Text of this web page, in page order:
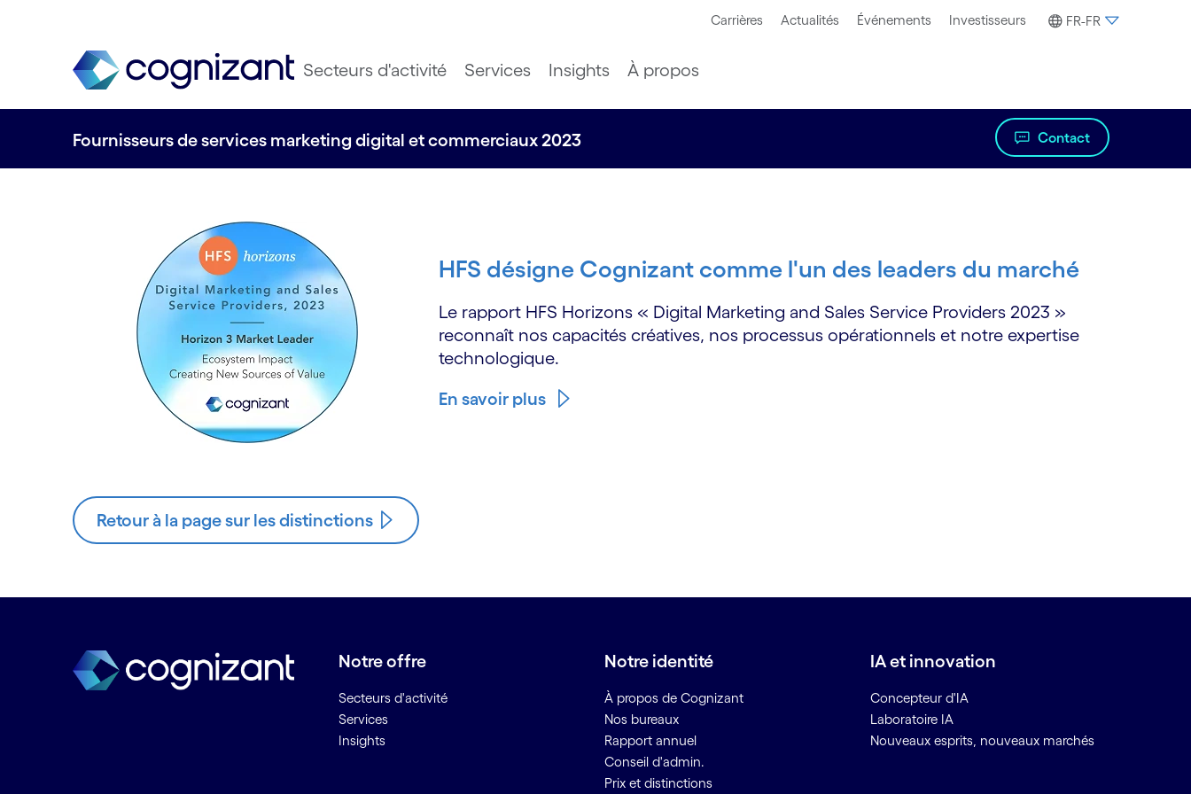
Carrières Actualités Événements Investisseurs FR-FR
Secteurs d'activité Services Insights À propos
Fournisseurs de services marketing digital et commerciaux 2023 Contact
HFS désigne Cognizant comme l'un des leaders du marché
Le rapport HFS Horizons « Digital Marketing and Sales Service Providers 2023 »
reconnaît nos capacités créatives, nos processus opérationnels et notre expertise
technologique.
En savoir plus
Retour à la page sur les distinctions
Notre offre
Secteurs d'activité
Services
Insights
Notre identité
À propos de Cognizant
Nos bureaux
Rapport annuel
Conseil d'admin.
Prix et distinctions
IA et innovation
Concepteur d'IA
Laboratoire IA
Nouveaux esprits, nouveaux marchés